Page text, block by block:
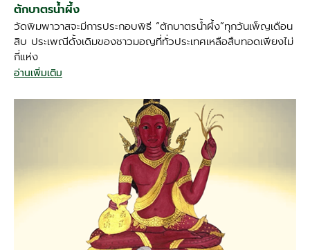
ตักบาตรน้ำผึ้ง
วัดพิมพาวาสจะมีการประกอบพิธี “ตักบาตรน้ำผึ้ง”ทุกวันเพ็ญเดือน
สิบ ประเพณีดั้งเดิมของชาวมอญที่ทั่วประเทศเหลือสืบทอดเพียงไม่
กี่แห่ง
อ่านเพิ่มเติม